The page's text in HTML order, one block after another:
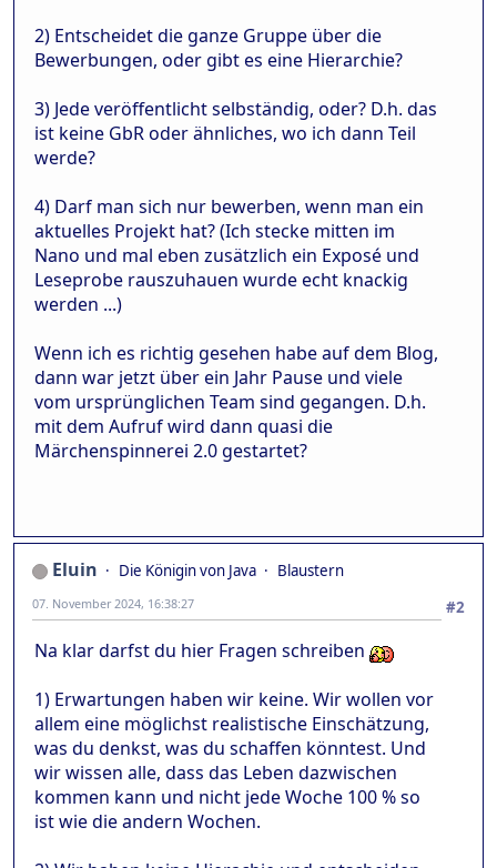
2) Entscheidet die ganze Gruppe über die
Bewerbungen, oder gibt es eine Hierarchie?
3) Jede veröffentlicht selbständig, oder? D.h. das
ist keine GbR oder ähnliches, wo ich dann Teil
werde?
4) Darf man sich nur bewerben, wenn man ein
aktuelles Projekt hat? (Ich stecke mitten im
Nano und mal eben zusätzlich ein Exposé und
Leseprobe rauszuhauen wurde echt knackig
werden ...)
Wenn ich es richtig gesehen habe auf dem Blog,
dann war jetzt über ein Jahr Pause und viele
vom ursprünglichen Team sind gegangen. D.h.
mit dem Aufruf wird dann quasi die
Märchenspinnerei 2.0 gestartet?
Eluin Die Königin von Java
Blaustern
#2
07. November 2024, 16:38:27
Na klar darfst du hier Fragen schreiben
1) Erwartungen haben wir keine. Wir wollen vor
allem eine möglichst realistische Einschätzung,
was du denkst, was du schaffen könntest. Und
wir wissen alle, dass das Leben dazwischen
kommen kann und nicht jede Woche 100 % so
ist wie die andern Wochen.